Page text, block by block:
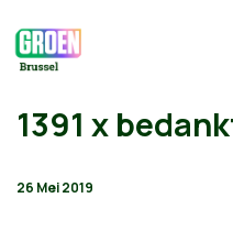
1391 x
26 Mei 2019